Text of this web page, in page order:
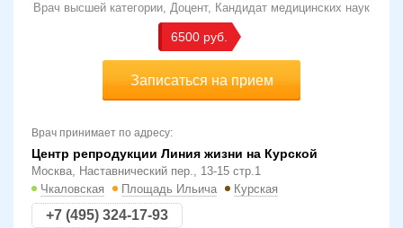
Врач высшей категории Доцент Кандидат медицинских наук
6500
Записаться на прием
Врач принимает по адресу:
Центр репродукции Линия жизни на Курской
Москва, Наставнический пер., 13-15 стр.1
Чкаловская
Площадь Ильича Курская
+7 (495) 324-17-93